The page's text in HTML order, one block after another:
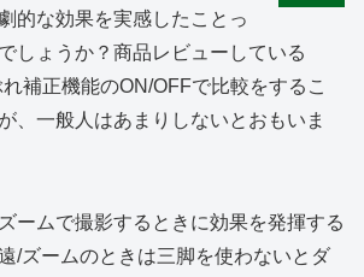
的な効果を実感したことっ
しょうか？商品レビューしている
補正機能のON/OFFで比較をするこ
、一般人はあまりしないとおもいま
ームで撮影するときに効果を発揮する
/ズームのときは三脚を使わないとダ